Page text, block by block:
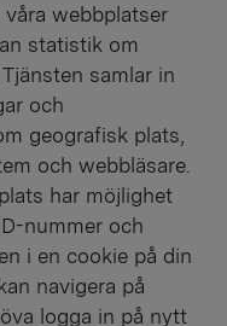
webbplatser
statistik om
samlar in
och
geografisk plats,
och webbläsare.
har möjlighet
nummer och
i en cookie på din
navigera på
logga in på nytt